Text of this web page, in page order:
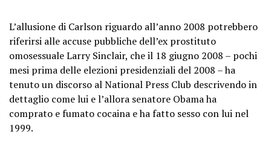
L’allusione di Carlson riguardo all’anno 2008 potrebbero
riferirsi alle accuse pubbliche dell’ex prostituto
omosessuale Larry Sinclair, che il 18 giugno 2008 – pochi
mesi prima delle elezioni presidenziali del 2008 – ha
tenuto un discorso al National Press Club descrivendo in
dettaglio come lui e l’allora senatore Obama ha
comprato e fumato cocaina e ha fatto sesso con lui nel
1999.